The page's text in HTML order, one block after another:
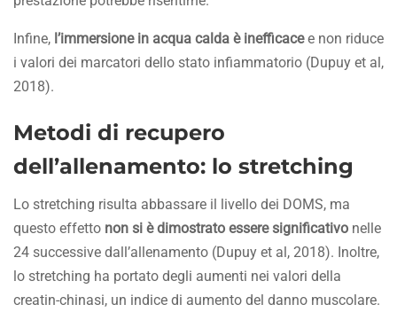
Infine, l’immersione in acqua calda è inefficacee non riduce
i valori dei marcatori dello stato infiammatorio (Dupuy et al,
2018).
Metodi di recupero
dell’allenamento: lo stretching
Lo stretching risulta abbassare il livello dei DOMS, ma
questo effetto non si è dimostrato essere significativo nelle
24 successive dall’allenamento (Dupuy et al, 2018). Inoltre,
lo stretching ha portato degli aumenti nei valori della
creatin-chinasi, un indice di aumento del danno muscolare.